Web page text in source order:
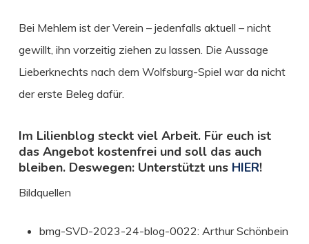
Bei Mehlem ist der Verein – jedenfalls aktuell – nicht
gewillt, ihn vorzeitig ziehen zu lassen. Die Aussage
Lieberknechts nach dem Wolfsburg-Spiel war da nicht
der erste Beleg dafür.
Im Lilienblog steckt viel Arbeit. Für euch ist
das Angebot kostenfrei und soll das auch
bleiben. Deswegen: Unterstützt uns HIER!
Bildquellen
bmg-SVD-2023-24-blog-0022: Arthur Schönbein